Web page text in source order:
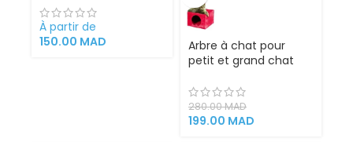
À partir de
150.00 MAD
Arbre à chat pour
petit et grand chat
280.00MAD
199.00 MAD